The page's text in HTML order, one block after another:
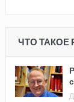
ЧТО ТАКОЕ